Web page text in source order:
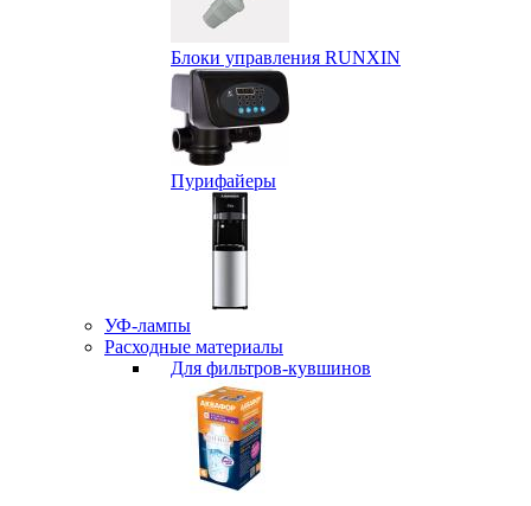
Блоки управления RUNXIN
Пурифайеры
УФ-лампы
Расходные материалы
Для фильтров-кувшинов